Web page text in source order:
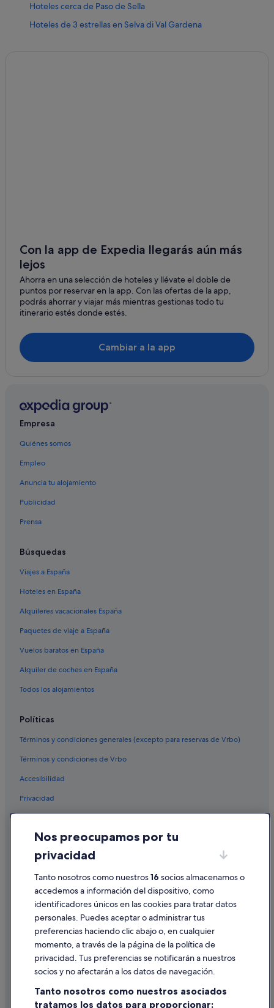
Hoteles cerca de Paso de Sella
Hoteles de 3 estrellas en Selva di Val Gardena
Paso San Pellegrino hoteles
Vigo di Fassa hoteles
Corvara en Badia hoteles
Campings de caravanas en Selva di Val Gardena
Campings de caravanas en Vigo di Fassa
Campings de caravanas en Alba
Con la app de Expedia llegarás aún más
lejos
Ahorra en una selección de hoteles y llévate el doble de
puntos por reservar en la app. Con las ofertas de la app,
podrás ahorrar y viajar más mientras gestionas todo tu
itinerario estés donde estés.
Cambiar a la app
Empresa
Quiénes somos
Empleo
Anuncia tu alojamiento
Publicidad
Prensa
Búsquedas
Viajes a España
Hoteles en España
Alquileres vacacionales España
Paquetes de viaje a España
Vuelos baratos en España
Alquiler de coches en España
Todos los alojamientos
Políticas
Términos y condiciones generales (excepto para reservas de Vrbo)
Términos y condiciones de Vrbo
Accesibilidad
Privacidad
Condiciones de uso
Información legal/contacto
Pautas sobre el contenido y cómo denunciar contenido
Ayuda
Cancelar un vuelo
Cancelar una reserva de hotel o de un alquiler vacacional
Plazos de reembolso
Utilizar un cupón de Expedia
Nos preocupamos por tu
privacidad
Tanto nosotros como nuestros16 socios almacenamos o
accedemos a información del dispositivo, como
identificadores únicos en las cookies para tratar datos
personales. Puedes aceptar o administrar tus
preferencias haciendo clic abajo o, en cualquier
momento, a través de la página de la política de
privacidad. Tus preferencias se notificarán a nuestros
socios y no afectarán a los datos de navegación.
Tanto nosotros como nuestros asociados
tratamos los datos para proporcionar: